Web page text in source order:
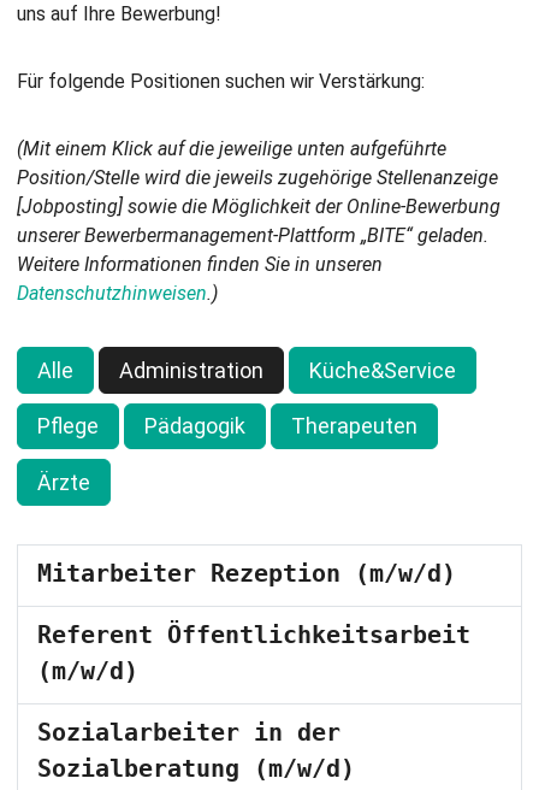
uns auf Ihre Bewerbung!
Für folgende Positionen suchen wir Verstärkung:
(Mit einem Klick auf die jeweilige unten aufgeführte
Position/Stelle wird die jeweils zugehörige Stellenanzeige
[Jobposting] sowie die Möglichkeit der Online-Bewerbung
unserer Bewerbermanagement-Plattform „BITE“ geladen.
Weitere Informationen finden Sie in unseren
Datenschutzhinweisen.)
Alle Administration Küche&Service
Pflege Pädagogik Therapeuten
Ärzte
Mitarbeiter Rezeption (m/w/d)
Referent Öffentlichkeitsarbeit
(m/w/d)
Sozialarbeiter in der
Sozialberatung (m/w/d)